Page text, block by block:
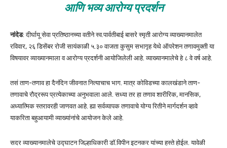
आणि भव्य आरोग्य प्रदर्शन
नांदेड: दीर्घायू सेवा प्रतिष्ठानच्या वतीने स्व.पार्वतीबाई बासरे स्मृती आरोग्य व्याख्यानमालेत
रविवार, २६ डिसेंबर रोजी सायंकाळी ५.३० वाजता कुसुम सभागृह येथे ऑपरेशन तणावमुक्ती या
विषयावर व्याख्यानमाला व आरोग्य प्रदर्शनी आयोजिलेली आहे. व्याख्यानमालेचे हे ८ वे वर्ष आहे.
तसं ताण-तणाव हा दैनंदिन जीवनात नित्याचाच भाग. मात्र कोविडच्या कालखंडाने ताण-
तणावाचे रौद्ररूप प्रत्येकाच्या अनुभवाला आले. सध्या तर हा तणाव शारीरिक, मानसिक,
अध्यात्मिक स्तरावरही जाणवत आहे. ह्या सर्वव्यापक तणावाचे योग्य रितीने मार्गदर्शन व्हावे
याकरिता बहुआयामी व्याख्यांनांचे आयोजन केले आहे.
सदर व्याख्यानमालेचे उद्घाटन जिल्हाधिकारी डॉ.विपीन इटनकर यांच्या हस्ते होईल. यावेळी